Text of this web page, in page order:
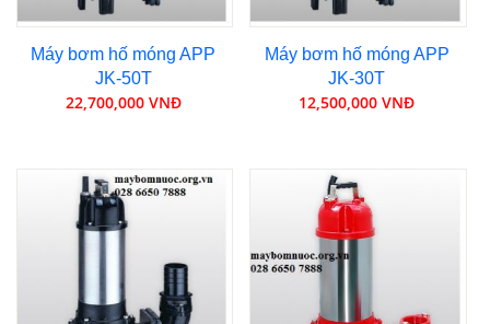
Máy bơm hố móng APP
JK-50T
22,700,000 VNĐ
Máy bơm hố móng APP
JK-30T
12,500,000 VNĐ